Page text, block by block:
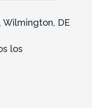
Wilmington, DE
los